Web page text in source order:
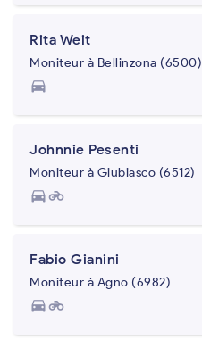
Rita Weit
Moniteur à Bellinzona (6500)
directions_car
Johnnie Pesenti
Moniteur à Giubiasco (6512)
directions_carmotorcycle
Fabio Gianini
Moniteur à Agno (6982)
directions_carmotorcycle